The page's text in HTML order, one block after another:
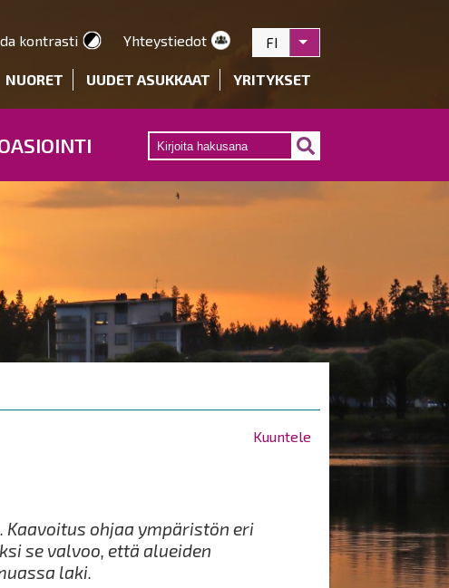
kontrasti Yhteystiedot FI Listaa lisätoiminnot
NUORET UUDET ASUKKAAT YRITYKSET
Kuuntele
ohjaa ympäristön eri
se valvoo, että alueiden
laki.